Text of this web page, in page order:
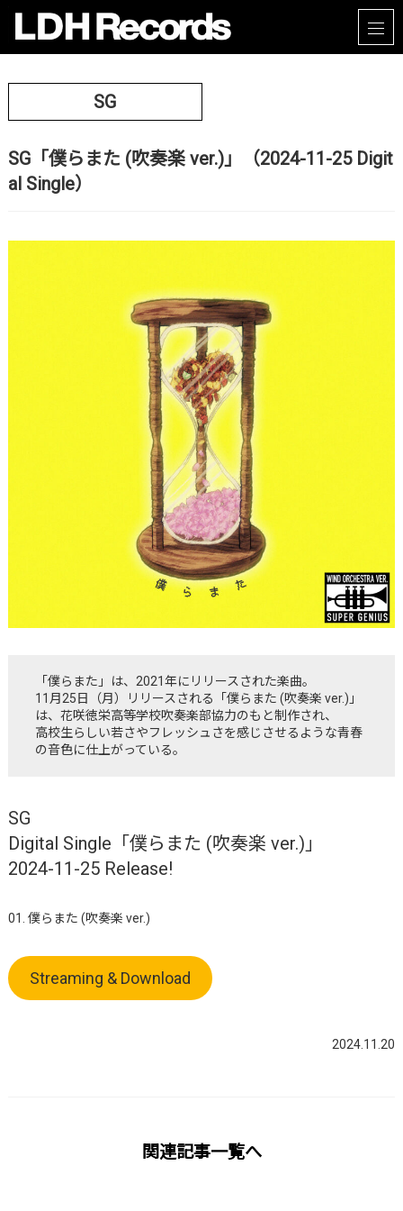
SG
SG「僕らまた (吹奏楽 ver.)」（2024-11-25 Digit
al Single）
「僕らまた」は、2021年にリリースされた楽曲。
11月25日（月）リリースされる「僕らまた (吹奏楽 ver.)」
は、花咲徳栄高等学校吹奏楽部協力のもと制作され、
高校生らしい若さやフレッシュさを感じさせるような青春
の音色に仕上がっている。
SG
Digital Single「僕らまた (吹奏楽 ver.)」
2024-11-25 Release!
01. 僕らまた (吹奏楽 ver.)
Streaming & Download
2024.11.20
関連記事一覧へ